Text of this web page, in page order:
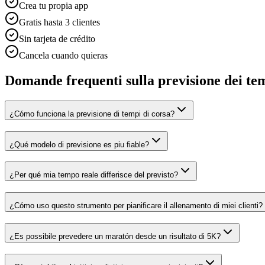
Crea tu propia app
Gratis hasta 3 clientes
Sin tarjeta de crédito
Cancela cuando quieras
Domande frequenti sulla previsione dei
¿Cómo funciona la previsione di tempi di corsa?
¿Qué modelo di previsione es piu fiable?
¿Per qué mia tempo reale differisce del previsto?
¿Cómo uso questo strumento per pianificare il allenamento di miei clienti?
¿Es possibile prevedere un maratón desde un risultato di 5K?